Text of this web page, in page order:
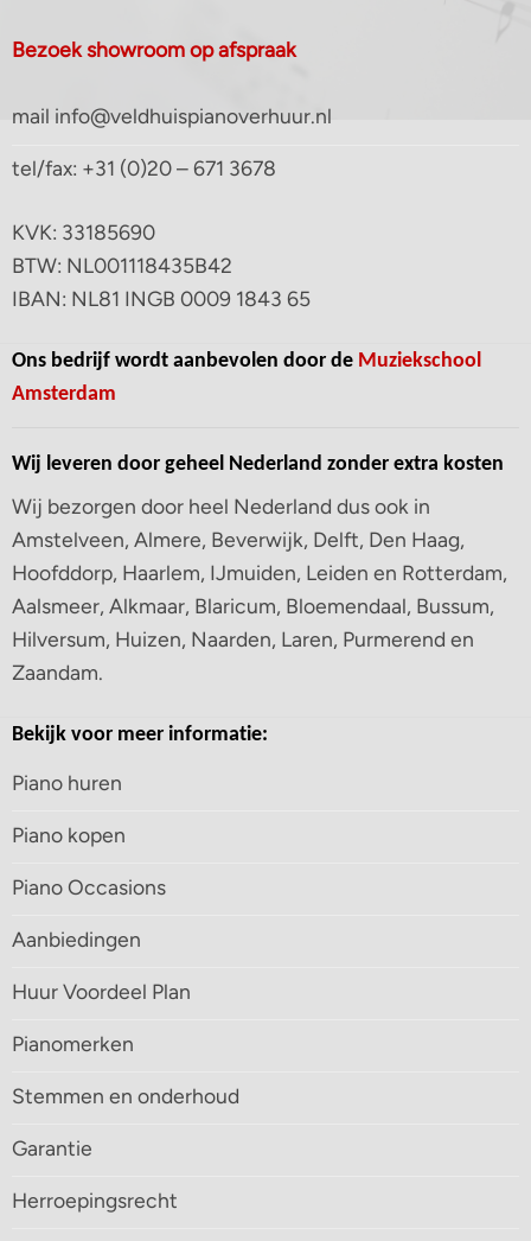
Bezoek showroom op afspraak
mail info@veldhuispianoverhuur.nl
tel/fax: +31 (0)20 – 671 3678
KVK: 33185690
BTW: NL001118435B42
IBAN: NL81 INGB 0009 1843 65
Ons bedrijf wordt aanbevolen door de Muziekschool
Amsterdam
Wij leveren door geheel Nederland zonder extra kosten
Wij bezorgen door heel Nederland dus ook in
Amstelveen, Almere, Beverwijk, Delft, Den Haag,
Hoofddorp, Haarlem, IJmuiden, Leiden en Rotterdam,
Aalsmeer, Alkmaar, Blaricum, Bloemendaal, Bussum,
Hilversum, Huizen, Naarden, Laren, Purmerend en
Zaandam.
Bekijk voor meer informatie:
Piano huren
Piano kopen
Piano Occasions
Aanbiedingen
Huur Voordeel Plan
Pianomerken
Stemmen en onderhoud
Garantie
Herroepingsrecht